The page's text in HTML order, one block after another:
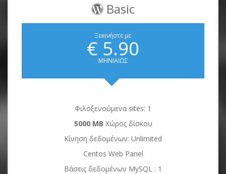
Basic
Ξεκινήστε με
€ 5.90
ΜΗΝΙΑΙΩΣ
Φιλοξενούμενα sites: 1
5000 MB Χώρος δίσκου
Κίνηση δεδομένων: Unlimited
Centos Web Panel
Βάσεις δεδομένων MySQL : 1